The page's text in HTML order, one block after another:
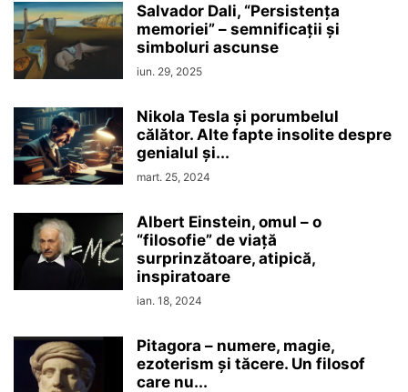
Salvador Dali, “Persistenţa
memoriei” – semnificaţii şi
simboluri ascunse
iun. 29, 2025
Nikola Tesla şi porumbelul
călător. Alte fapte insolite despre
genialul şi...
mart. 25, 2024
Albert Einstein, omul – o
“filosofie” de viaţă
surprinzătoare, atipică,
inspiratoare
ian. 18, 2024
Pitagora – numere, magie,
ezoterism şi tăcere. Un filosof
care nu...